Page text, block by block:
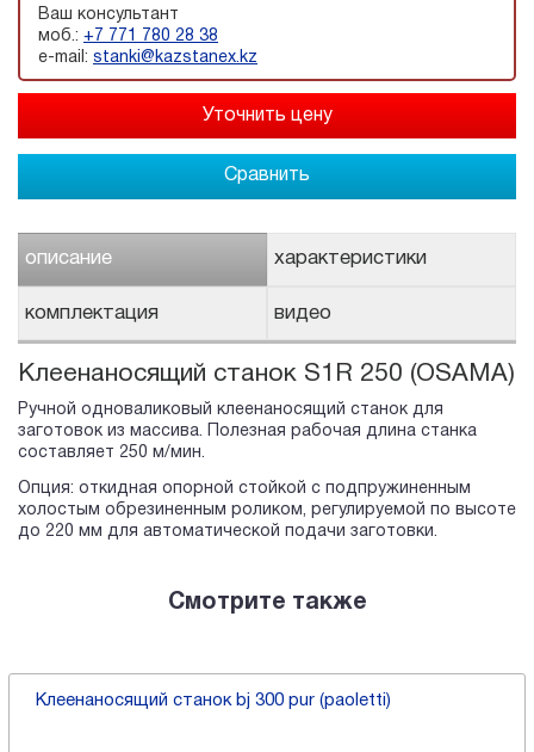
Ваш консультант
моб.: +7 771 780 28 38
e-mail: stanki@kazstanex.kz
Сравнить
описание характеристики
комплектация видео
Клеенаносящий станок S1R 250 (OSAMA)
Ручной одноваликовый клеенаносящий станок для
заготовок из массива. Полезная рабочая длина станка
составляет 250 м/мин.
Опция: откидная опорной стойкой с подпружиненным
холостым обрезиненным роликом, регулируемой по высоте
до 220 мм для автоматической подачи заготовки.
Смотрите также
Клеенаносящий станок bj 300 pur (paoletti)